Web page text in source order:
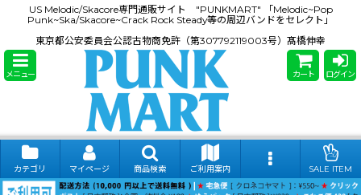
US Melodic/Skacore専門通販サイト "PUNKMART" 「Melodic~Pop
Punk~Ska/Skacore~Crack Rock Steady等の周辺バンドをセレクト」
東京都公安委員会公認古物商免許（第307792119003号）髙橋伸幸
メニュー カート ログイン
カテゴリ マイページ 商品検索 ご利用案内 SALE ITEM